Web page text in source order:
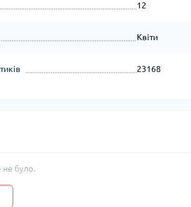
12
Квіти
23168
не було.